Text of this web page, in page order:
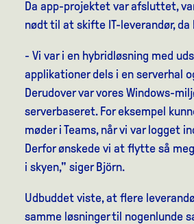
Da app-projektet var afsluttet,
nødt til at skifte IT-leverandør,
- Vi var i en hybridløsning med
applikationer dels i en serverhal
Derudover var vores Windows-
serverbaseret. For eksempel
møder i Teams, når vi var logget
Derfor ønskede vi at flytte så
i skyen," siger Björn.
Udbuddet viste, at flere
samme løsninger til nogenlunde